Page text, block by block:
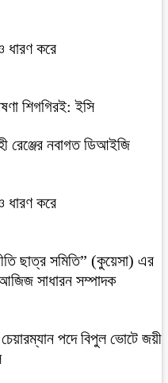
ধারণ করে
শিগগিরই: ইসি
রেঞ্জের নবাগত ডিআইজি
ধারণ করে
ছাত্র সমিতি” (কুয়েসা) এর
সাধারন সম্পাদক
পদে বিপুল ভোটে জয়ী